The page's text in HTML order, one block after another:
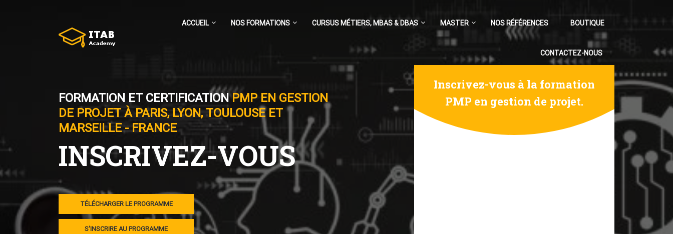
ACCUEIL NOS FORMATIONS CURSUS MÉTIERS, MBAS & DBAS MASTER NOS RÉFÉRENCES BOUTIQUE
CONTACTEZ-NOUS
FORMATION ET CERTIFICATIONPMP EN GESTION
DE PROJET À PARIS, LYON, TOULOUSE ET
MARSEILLE - FRANCE
INSCRIVEZ-VOUS
TÉLÉCHARGER LE PROGRAMME
S'INSCRIRE AU PROGRAMME
Inscrivez-vous à la formation
PMP en gestion de projet.